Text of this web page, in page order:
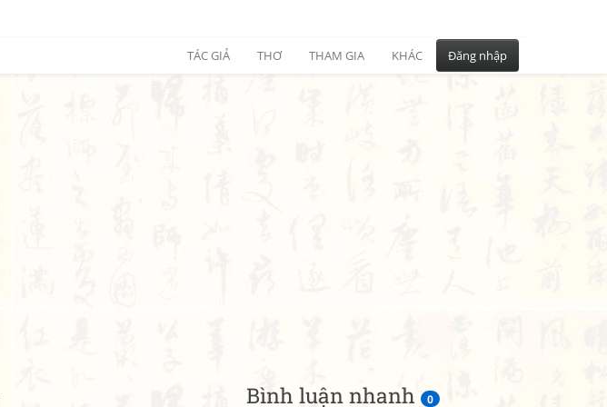
TÁC GIẢ THƠ THAM GIA KHÁC Đăng nhập
Bình luận nhanh 0